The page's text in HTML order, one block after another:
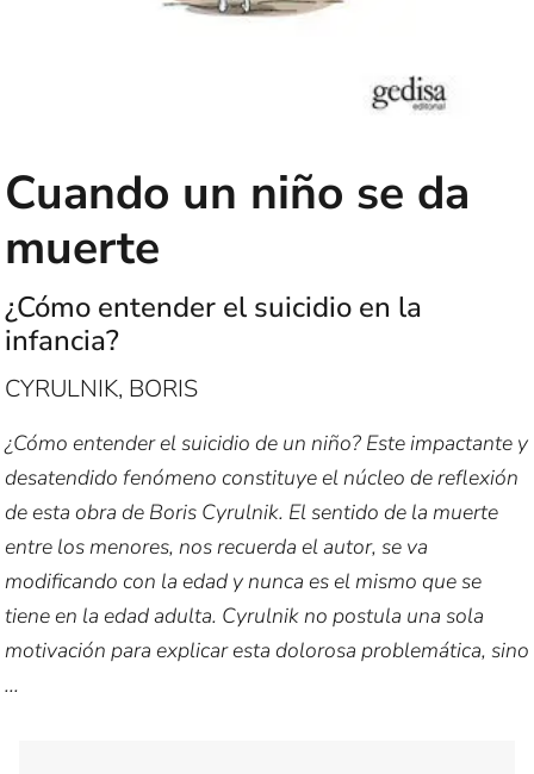
Cuando un niño se da
muerte
¿Cómo entender el suicidio en la
infancia?
CYRULNIK, BORIS
¿Cómo entender el suicidio de un niño? Este impactante y
desatendido fenómeno constituye el núcleo de reflexión
de esta obra de Boris Cyrulnik. El sentido de la muerte
entre los menores, nos recuerda el autor, se va
modificando con la edad y nunca es el mismo que se
tiene en la edad adulta. Cyrulnik no postula una sola
motivación para explicar esta dolorosa problemática, sino
...